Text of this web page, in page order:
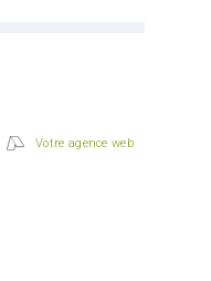
Votre agence web